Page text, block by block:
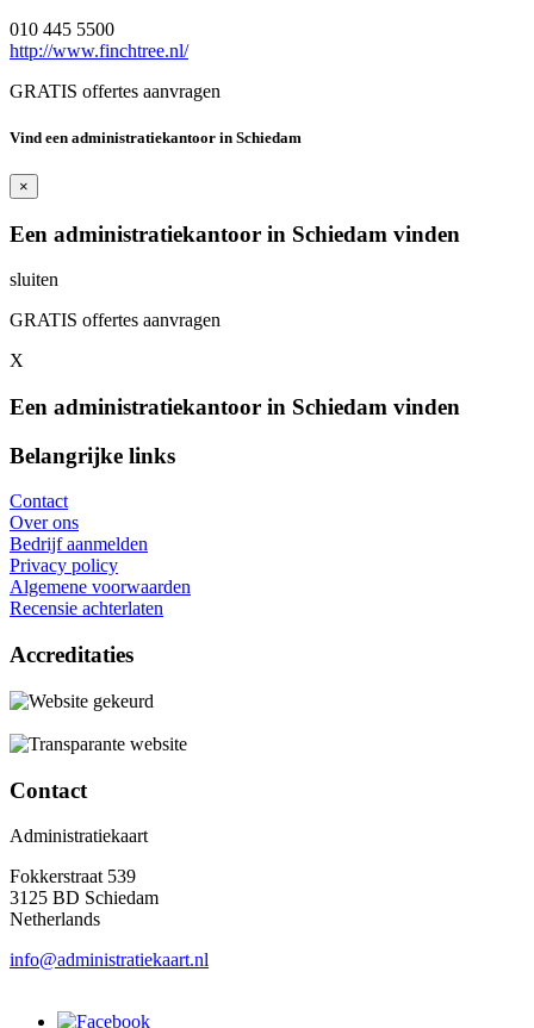
010 445 5500
http://www.finchtree.nl/
GRATIS offertes aanvragen
Vind een administratiekantoor in Schiedam
×
Een administratiekantoor in Schiedam vinden
sluiten
GRATIS offertes aanvragen
X
Een administratiekantoor in Schiedam vinden
Belangrijke links
Contact
Over ons
Bedrijf aanmelden
Privacy policy
Algemene voorwaarden
Recensie achterlaten
Accreditaties
Contact
Administratiekaart
Fokkerstraat 539
3125 BD Schiedam
Netherlands
info@administratiekaart.nl